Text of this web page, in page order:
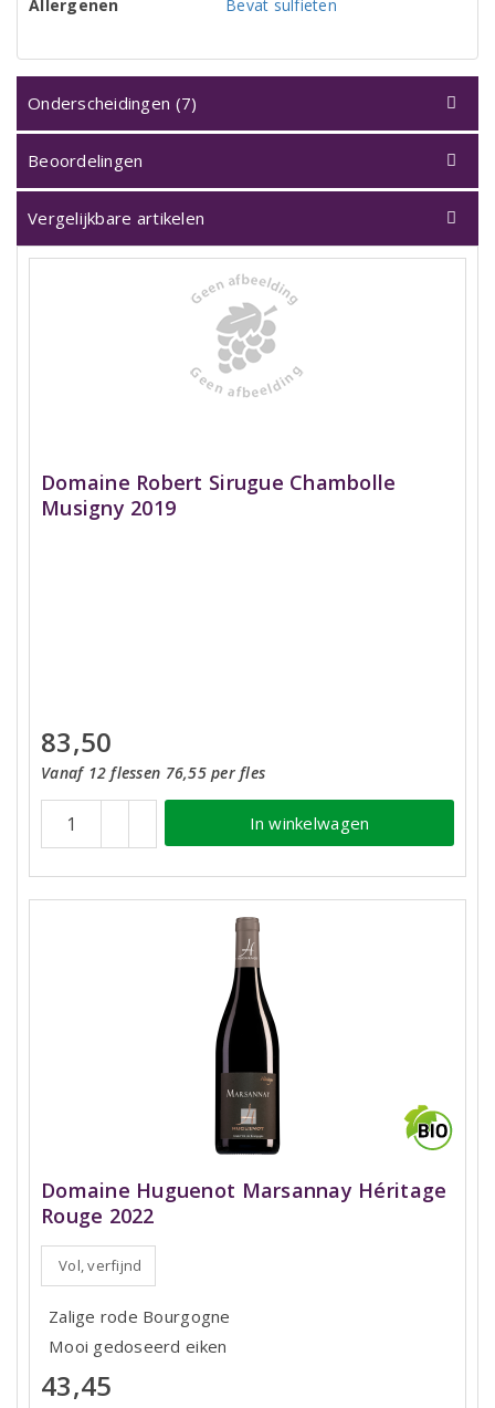
Allergenen
Bevat sulfieten
Onderscheidingen (7)
Beoordelingen
Vergelijkbare artikelen
Domaine Robert Sirugue Chambolle
Musigny 2019
83,50
Vanaf 12 flessen 76,55 per fles
In winkelwagen
Domaine Huguenot Marsannay Héritage
Rouge 2022
Vol, verfijnd
Zalige rode Bourgogne
Mooi gedoseerd eiken
43,45